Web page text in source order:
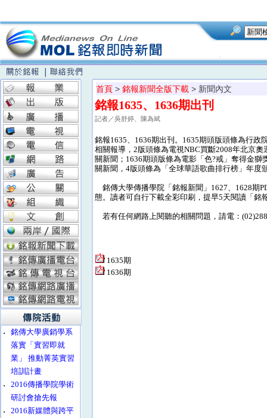
‧
銘傳大學廣銷學系
落實「實習即就
業」 推動菁英實習
培訓計畫
‧
2016傳播學院學術
研討會搶先報
‧
2016新媒體與跨平
首頁 > 銘報新聞全版下載 > 新聞內文
銘報1635、1636期出刊
記者／吳舒婷、陳為斌
銘報1635、1636期出刊。1635期頭版頭條為行
相關報導，2版頭條為電視NBC買斷2008年北京
關新聞；1636期頭版條為電影「色?戒」奪得金
關新聞，4版頭條為「全球華語歌曲排行榜」年度
銘傳大學傳播學院「銘報新聞」1627、1628期
態。讀者可自行下載全彩印刷，提早5天閱讀「銘
若有任何網路上閱聽的相關問題，請電：
1635期
1636期